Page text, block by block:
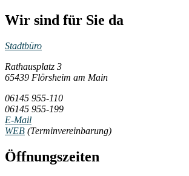
Wir sind für Sie da
Stadtbüro
Rathausplatz 3
65439 Flörsheim am Main
06145 955-110
06145 955-199
E-Mail
WEB (Terminvereinbarung)
Öffnungszeiten